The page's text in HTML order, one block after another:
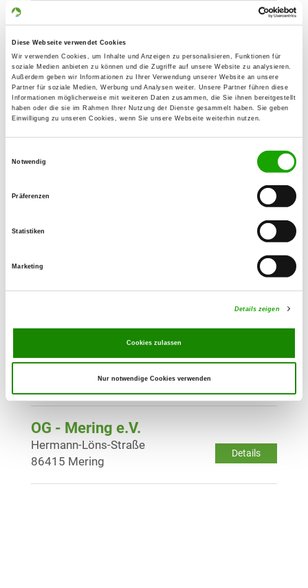
Diese Webseite verwendet Cookies
Wir verwenden Cookies, um Inhalte und Anzeigen zu personalisieren, Funktionen für
soziale Medien anbieten zu können und die Zugriffe auf unsere Website zu analysieren.
Außerdem geben wir Informationen zu Ihrer Verwendung unserer Website an unsere
Partner für soziale Medien, Werbung und Analysen weiter. Unsere Partner führen diese
Informationen möglicherweise mit weiteren Daten zusammen, die Sie ihnen bereitgestellt
haben oder die sie im Rahmen Ihrer Nutzung der Dienste gesammelt haben. Sie geben
Einwilligung zu unseren Cookies, wenn Sie unsere Webseite weiterhin nutzen.
Notwendig
Präferenzen
Statistiken
Marketing
Details zeigen
Cookies zulassen
Nur notwendige Cookies verwenden
OG - Gersthofen e.V.
Unterer Auweg 10 1/2
86169 Augsburg
OG - Schwabmünchen
Schwabegger Straße 40
OG - Augsburg 1902 e.V.
86199 Augsburg
OG - Stadtbergen
Beim Ziegelstadel
OG - Königsbrunn e.V.
Lechfeldgraben 1
86343 Königsbrunn
OG - Mering e.V.
Details
Hermann-Löns-Straße
86415 Mering